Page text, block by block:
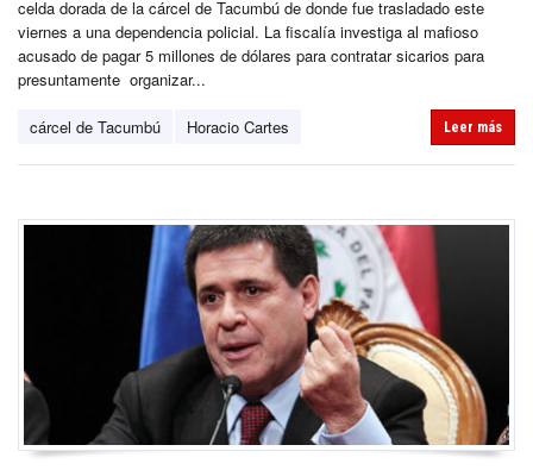
celda dorada de la cárcel de Tacumbú de donde fue trasladado este
viernes a una dependencia policial. La fiscalía investiga al mafioso
acusado de pagar 5 millones de dólares para contratar sicarios para
presuntamente organizar...
cárcel de Tacumbú Horacio Cartes Leer más